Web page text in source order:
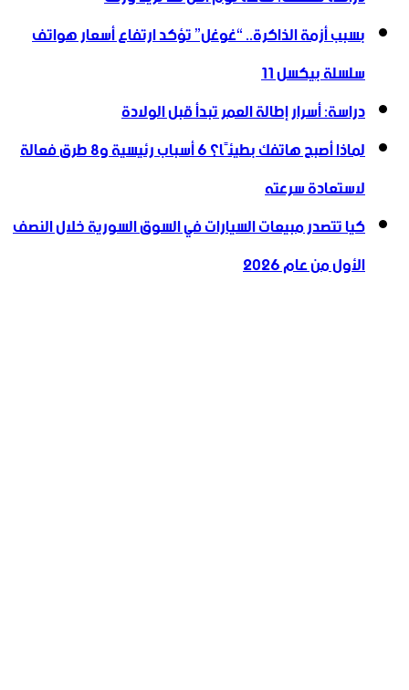
بسبب أزمة الذاكرة.. “غوغل” تؤكد ارتفاع أسعار هواتف
سلسلة بيكسل 11
دراسة: أسرار إطالة العمر تبدأ قبل الولادة
لماذا أصبح هاتفك بطيئًا؟ 6 أسباب رئيسية و8 طرق فعالة
لاستعادة سرعته
كيا تتصدر مبيعات السيارات في السوق السورية خلال النصف
الأول من عام 2026